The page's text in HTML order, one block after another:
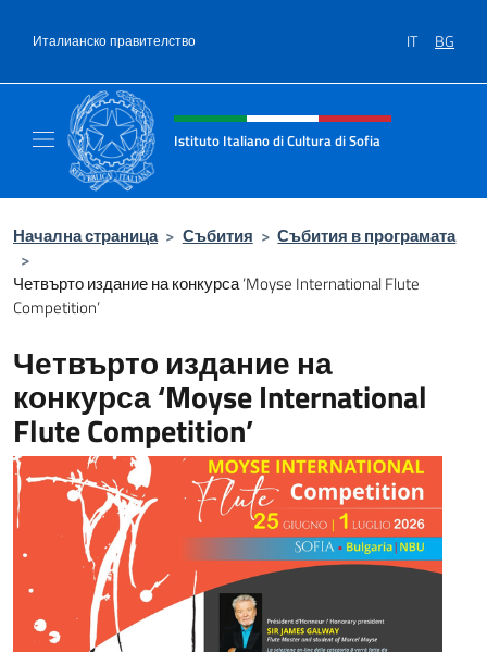
Италианско правителство IT BG
Intestazione sito, social e menù
Istituto Italiano di Cultura di Sofia
Начална страница > Събития > Събития в програмата
>
Четвърто издание на конкурса ‘Moyse International Flute
Competition’
Четвърто издание на
конкурса ‘Moyse International
Flute Competition’